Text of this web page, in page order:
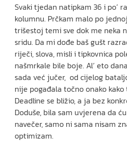
Svaki tjedan natipkam 36 i po’
kolumnu. Prčkam malo po
trišestoj temi sve dok me neka
sridu. Da mi dođe baš gušt
riječi, slova, misli i tipkovnica
našmrkale bile boje. Al’ eto
sada već jučer, od cijelog
nije pogađala točno onako
Deadline se bližio, a ja bez
Doduše, bila sam uvjerena da
navečer, samo ni sama nisam
optimizam.